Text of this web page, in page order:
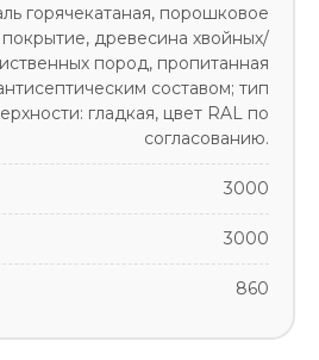
горячекатаная, порошковое
покрытие, древесина хвойных/
пород, пропитанная
составом; тип
гладкая, цвет RAL по
согласованию.
3000
3000
860